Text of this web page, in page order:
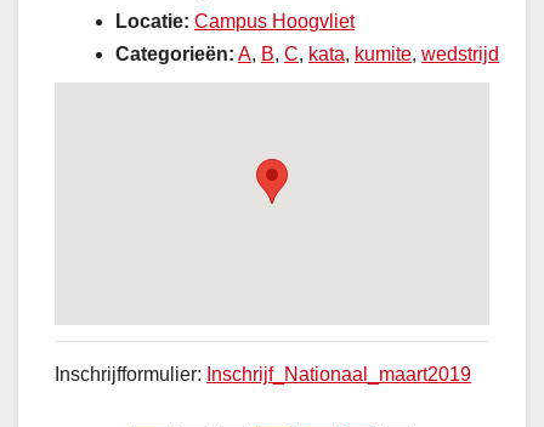
Locatie: Campus Hoogvliet
Categorieën: A, B, C, kata, kumite, wedstrijd
Inschrijfformulier: Inschrijf_Nationaal_maart2019